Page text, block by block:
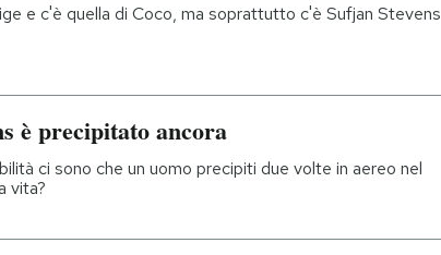
e c'è quella di Coco, ma soprattutto c'è Sufjan Stevens
è precipitato ancora
ci sono che un uomo precipiti due volte in aereo nel
vita?